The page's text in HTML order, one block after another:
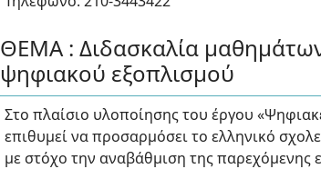
ΘΕΜΑ : Διδασκαλία
ψηφιακού εξοπλισμού
Στο πλαίσιο υλοποίησης του έργου
επιθυμεί να προσαρμόσει το ελληνικό
με στόχο την αναβάθμιση της παρεχόμενης